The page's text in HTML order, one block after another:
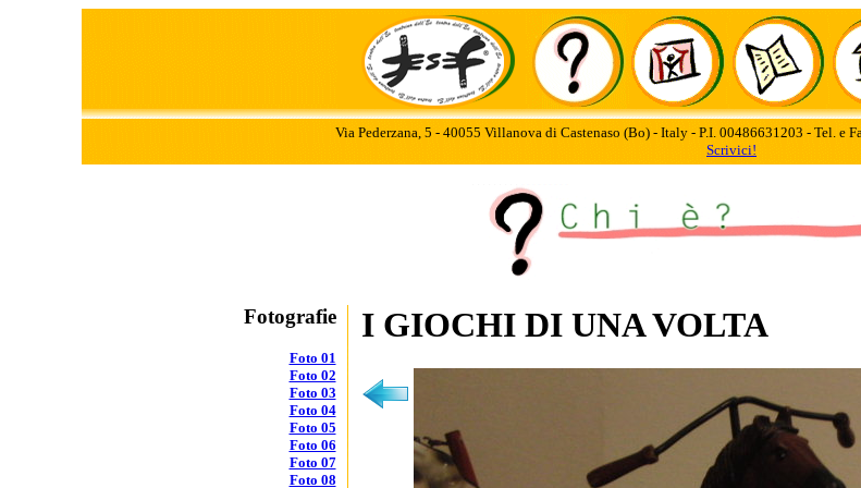
Via Pederzana, 5 - 40055 Villanova di Castenaso (Bo) - Italy - P.I. 00486631203 - Tel. e
Scrivici!
Fotografie
Foto 01
Foto 02
Foto 03
Foto 04
Foto 05
Foto 06
Foto 07
Foto 08
I GIOCHI DI UNA VOLTA